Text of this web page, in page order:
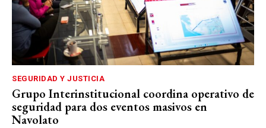
SEGURIDAD Y JUSTICIA
Grupo Interinstitucional coordina operativo de
seguridad para dos eventos masivos en
Navolato